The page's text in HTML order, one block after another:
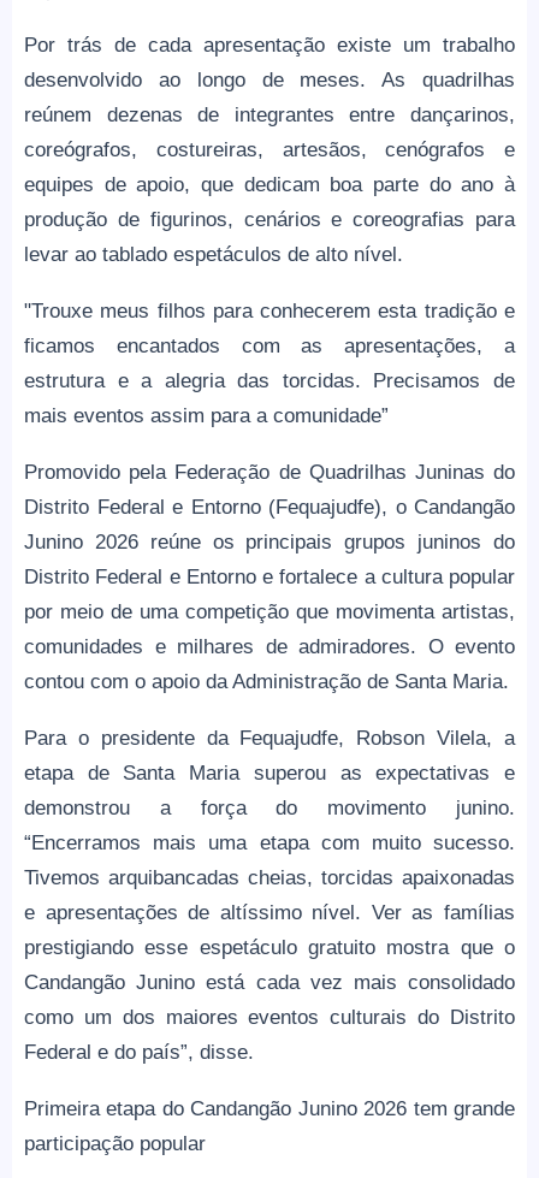
Por trás de cada apresentação existe um trabalho
desenvolvido ao longo de meses. As quadrilhas
reúnem dezenas de integrantes entre dançarinos,
coreógrafos, costureiras, artesãos, cenógrafos e
equipes de apoio, que dedicam boa parte do ano à
produção de figurinos, cenários e coreografias para
levar ao tablado espetáculos de alto nível.
"Trouxe meus filhos para conhecerem esta tradição e
ficamos encantados com as apresentações, a
estrutura e a alegria das torcidas. Precisamos de
mais eventos assim para a comunidade”
Promovido pela Federação de Quadrilhas Juninas do
Distrito Federal e Entorno (Fequajudfe), o Candangão
Junino 2026 reúne os principais grupos juninos do
Distrito Federal e Entorno e fortalece a cultura popular
por meio de uma competição que movimenta artistas,
comunidades e milhares de admiradores. O evento
contou com o apoio da Administração de Santa Maria.
Para o presidente da Fequajudfe, Robson Vilela, a
etapa de Santa Maria superou as expectativas e
demonstrou a força do movimento junino.
“Encerramos mais uma etapa com muito sucesso.
Tivemos arquibancadas cheias, torcidas apaixonadas
e apresentações de altíssimo nível. Ver as famílias
prestigiando esse espetáculo gratuito mostra que o
Candangão Junino está cada vez mais consolidado
como um dos maiores eventos culturais do Distrito
Federal e do país”, disse.
Primeira etapa do Candangão Junino 2026 tem grande
participação popular